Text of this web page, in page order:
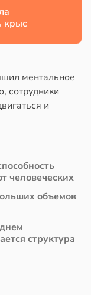
крыс
ментальное
сотрудники
и
человеческих
объемов
структура